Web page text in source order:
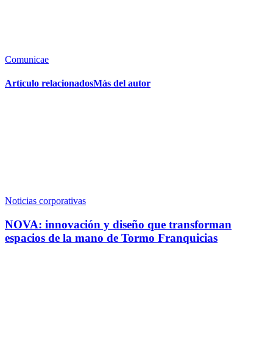
Comunicae
Artículo relacionadosMás del autor
Noticias corporativas
NOVA: innovación y diseño que transforman
espacios de la mano de Tormo Franquicias